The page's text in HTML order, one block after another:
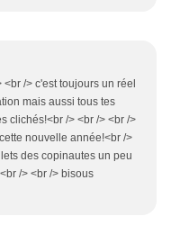
/> c'est toujours un réel
mais aussi tous tes
clichés!<br /> <br /> <br />
nouvelle année!<br />
des copinautes un peu
/> <br /> bisous